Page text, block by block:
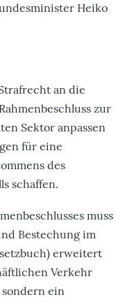
Heiko
an die
zur
Sektor anpassen
für eine
des
schaffen.
muss
Bestechung im
erweitert
Verkehr
ein